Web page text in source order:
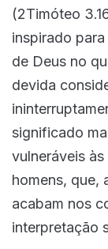
(2Timóteo
inspirado
de Deus no
devida
significado
vulneráveis
homens, que,
acabam nos
interpretação